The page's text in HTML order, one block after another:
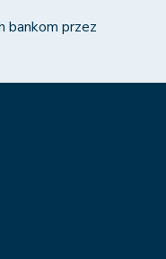
bankom przez